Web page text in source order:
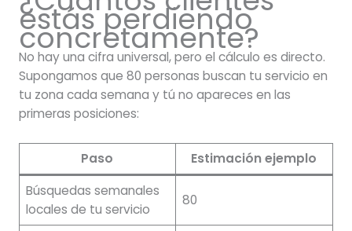
estás perdiendo
concretamente?
No hay una cifra universal, pero el cálculo es directo.
Supongamos que 80 personas buscan tu servicio en
tu zona cada semana y tú no apareces en las
primeras posiciones:
Paso
Estimación ejemplo
Búsquedas semanales
locales de tu servicio
80